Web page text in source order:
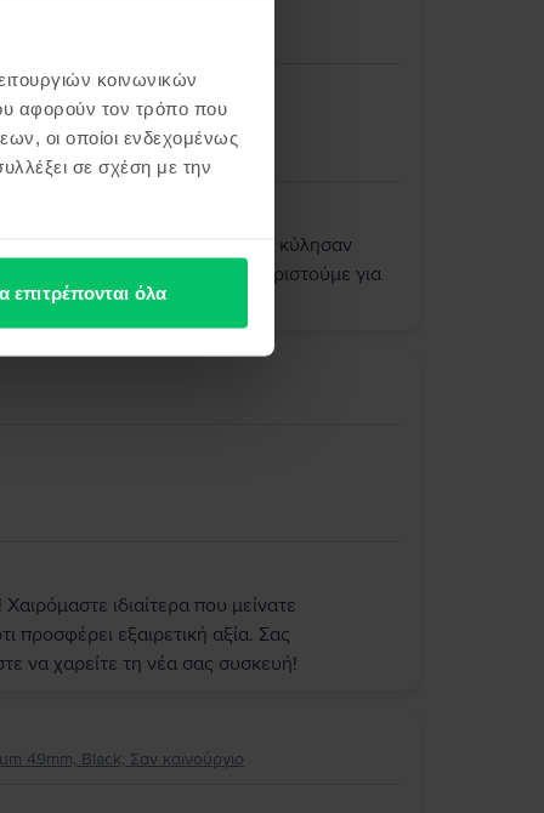
κοινωνικών
αφορούν τον τρόπο που
οι οποίοι ενδεχομένως
σε σχέση με την
επιτρέπονται όλα
Χαιρόμαστε ιδιαίτερα που όλα κύλησαν
σας με τη Flip. Σας ευχαριστούμε για
ξανά στο μέλλον!
ιδιαίτερα που μείνατε
προσφέρει εξαιρετική αξία. Σας
να χαρείτε τη νέα σας συσκευή!
49mm, Black, Σαν καινούργιο